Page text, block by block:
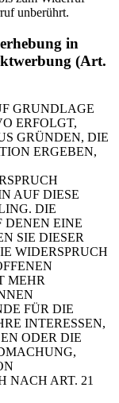
unberührt.
in
(Art.
GRUNDLAGE
ERFOLGT,
GRÜNDEN, DIE
ERGEBEN,
AUF DIESE
DIE
DENEN EINE
SIE DIESER
WIDERSPRUCH
MEHR
FÜR DIE
INTERESSEN,
ODER DIE
NACH ART. 21